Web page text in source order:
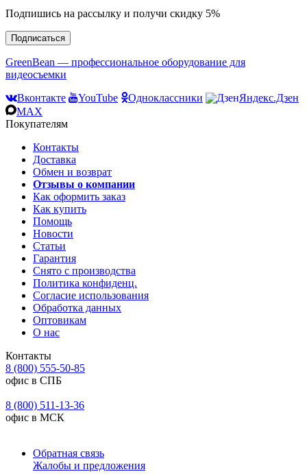
Подпишись на рассылку и получи скидку 5%
Подписаться
GreenBean — профессиональное оборудование для
видеосъемки
Вконтакте
YouTube Одноклассники
Яндекс.Дзен
MAX
Покупателям
Контакты
Доставка
Обмен и возврат
Отзывы о компании
Как оформить заказ
Как купить
Помощь
Новости
Статьи
Гарантия
Снято с производства
Политика конфиденц.
Согласие использования
Обработка данных
Оптовикам
О нас
Контакты
8 (800) 555-50-85
офис в СПБ
8 (800) 511-13-36
офис в МСК
Обратная связь
Жалобы и предложения